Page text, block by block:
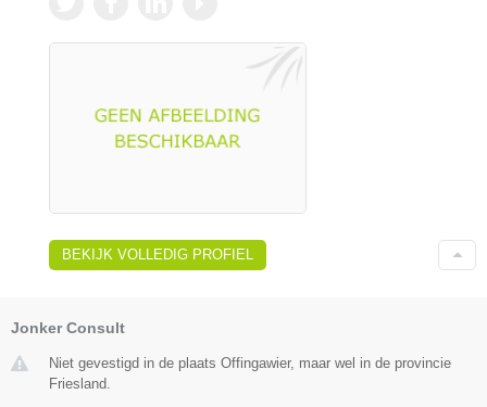
BEKIJK VOLLEDIG PROFIEL
Jonker Consult
Niet gevestigd in de plaats Offingawier, maar wel in de provincie
Friesland.